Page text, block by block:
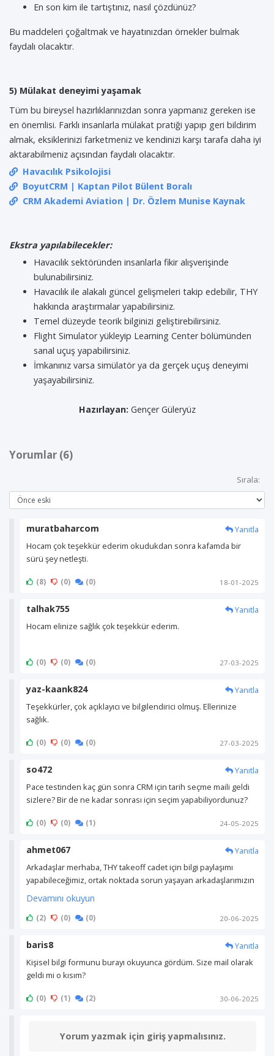
En son kim ile tartıştınız, nasıl çözdünüz?
Bu maddeleri çoğaltmak ve hayatınızdan örnekler bulmak
faydalı olacaktır.
5) Mülakat deneyimi yaşamak
Tüm bu bireysel hazırlıklarınızdan sonra yapmanız gereken ise
en önemlisi. Farklı insanlarla mülakat pratiği yapıp geri bildirim
almak, eksiklerinizi farketmeniz ve kendinizi karşı tarafa daha iyi
aktarabilmeniz açısından faydalı olacaktır.
Havacılık Psikolojisi
BoyutCRM | Kaptan Pilot Bülent Boralı
CRM Akademi Aviation | Dr. Özlem Munise Kaynak
Ekstra yapılabilecekler:
Havacılık sektöründen insanlarla fikir alışverişinde
bulunabilirsiniz.
Havacılık ile alakalı güncel gelişmeleri takip edebilir, THY
hakkında araştırmalar yapabilirsiniz.
Temel düzeyde teorik bilginizi geliştirebilirsiniz.
Flight Simulator yükleyip Learning Center bölümünden
sanal uçuş yapabilirsiniz.
İmkanınız varsa simülatör ya da gerçek uçuş deneyimi
yaşayabilirsiniz.
Hazırlayan: Gençer Güleryüz
Yorumlar (6)
Sırala:
muratbaharcom Yanıtla
(8) (0) (0) 18-01-2025
talhak755 Yanıtla
(0) (0) (0) 27-03-2025
yaz-kaank824 Yanıtla
(0) (0) (0) 27-03-2025
so472 Yanıtla
(0) (0) (1) 24-05-2025
ahmet067 Yanıtla
Devamını okuyun
(2) (0) (0) 20-06-2025
baris8 Yanıtla
(0) (1) (2) 30-06-2025
Yorum yazmak için giriş yapmalısınız.